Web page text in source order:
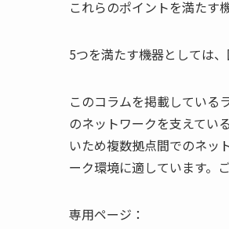
これらのポイントを満たす
5つを満たす機器としては
このコラムを掲載している
のネットワークを支えてい
いため複数拠点間でのネッ
ーク環境に適しています。
専用ページ：